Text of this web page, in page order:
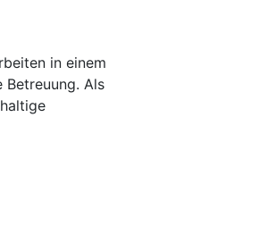
in einem
Betreuung. Als